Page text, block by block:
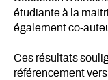
étudiante à la
également co-
Ces résultats
référencement